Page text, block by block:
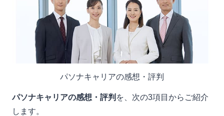
パソナキャリアの感想・評判
パソナキャリアの感想・評判 を、次の3項目からご紹介
します。